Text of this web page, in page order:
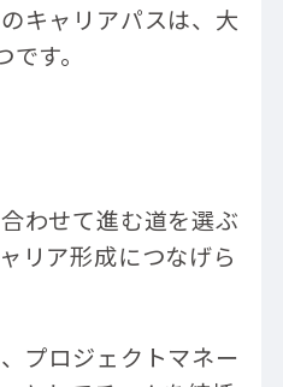
キャリアパスは、大
す。
わせて進む道を選ぶ
リア形成につなげら
プロジェクトマネー